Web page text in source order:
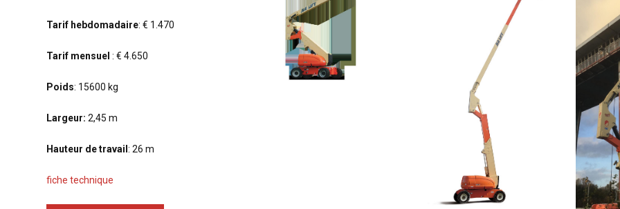
Tarif hebdomadaire: € 1.470
Tarif mensuel : € 4.650
Poids: 15600 kg
Largeur: 2,45 m
Hauteur de travail : 26 m
fiche technique